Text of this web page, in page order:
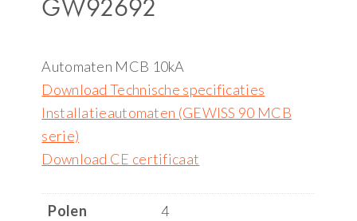
GW92692
Automaten MCB 10kA
Download Technische specificaties
Installatieautomaten (GEWISS 90 MCB
serie)
Download CE certificaat
Polen
4